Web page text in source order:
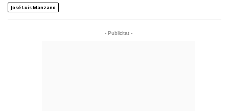
José Luis Manzano
- Publicitat -